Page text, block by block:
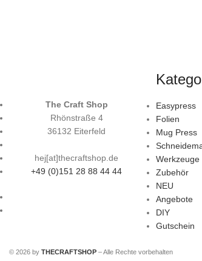
The Craft Shop
Rhönstraße 4
36132 Eiterfeld
hej[at]thecraftshop.de
+49 (0)151 28 88 44 44
Easypress
Folien
Mug Press
Werkzeuge
Zubehör
NEU
Angebote
DIY
Gutschein
© 2026 by THECRAFTSHOP– Alle Rechte vorbehalten